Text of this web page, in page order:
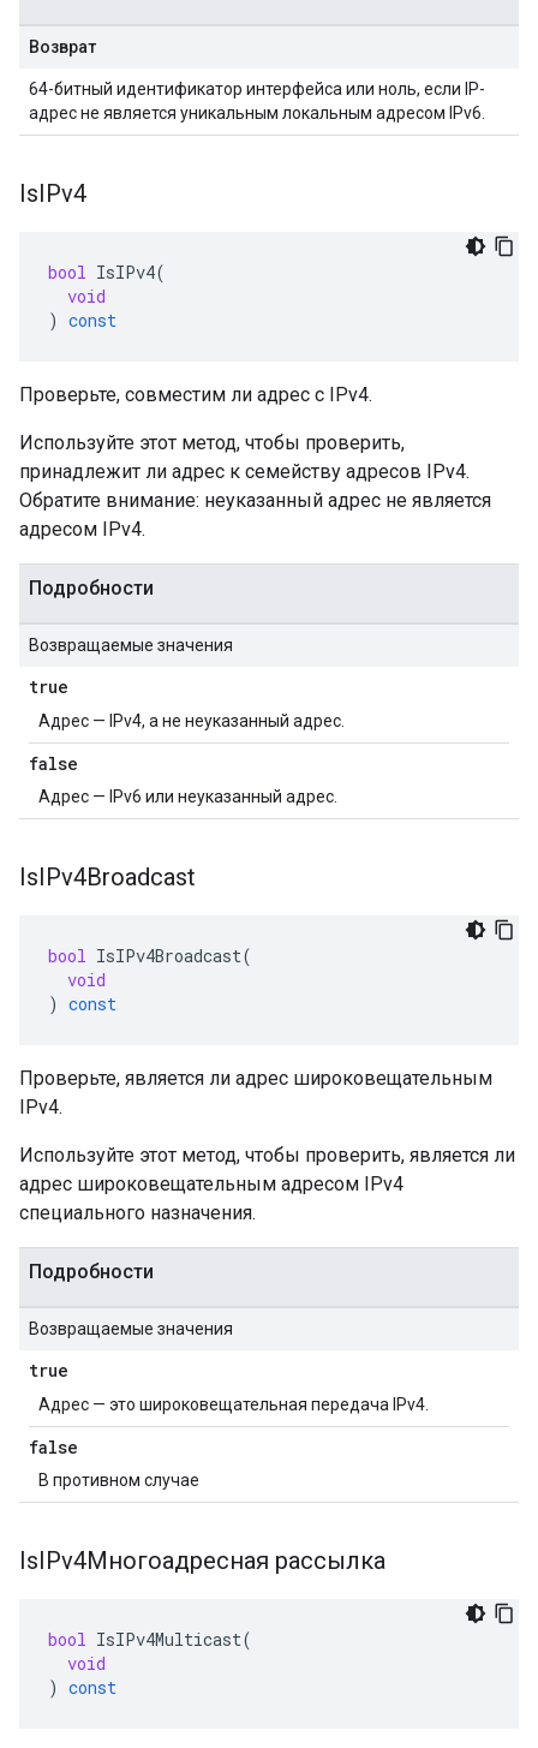
Возврат
64-битный идентификатор интерфейса или ноль, если IP-
адрес не является уникальным локальным адресом IPv6.
IsIPv4
bool IsIPv4(
void
) const
Проверьте, совместим ли адрес с IPv4.
Используйте этот метод, чтобы проверить,
принадлежит ли адрес к семейству адресов IPv4.
Обратите внимание: неуказанный адрес не является
адресом IPv4.
Подробности
Возвращаемые значения
true
Адрес — IPv4, а не неуказанный адрес.
false
Адрес — IPv6 или неуказанный адрес.
IsIPv4Broadcast
bool IsIPv4Broadcast(
void
) const
Проверьте, является ли адрес широковещательным
IPv4.
Используйте этот метод, чтобы проверить, является ли
адрес широковещательным адресом IPv4
специального назначения.
Подробности
Возвращаемые значения
true
Адрес — это широковещательная передача IPv4.
false
В противном случае
IsIPv4Многоадресная рассылка
bool IsIPv4Multicast(
void
) const